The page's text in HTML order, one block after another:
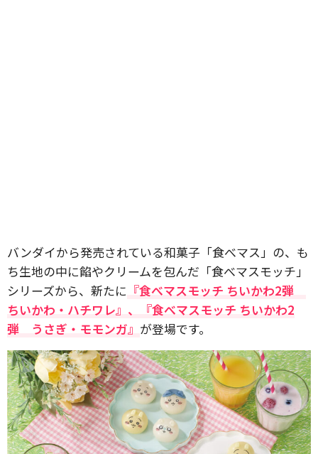
バンダイから発売されている和菓子「食べマス」の、も
ち生地の中に餡やクリームを包んだ「食べマスモッチ」
シリーズから、新たに 『食べマスモッチ ちいかわ2弾
ちいかわ・ハチワレ』、『食べマスモッチ ちいかわ2
弾 うさぎ・モモンガ』 が登場です。